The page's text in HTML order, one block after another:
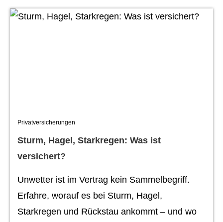
Privatversicherungen
Sturm, Hagel, Starkregen: Was ist
versichert?
Unwetter ist im Vertrag kein Sammelbegriff.
Erfahre, worauf es bei Sturm, Hagel,
Starkregen und Rückstau ankommt – und wo